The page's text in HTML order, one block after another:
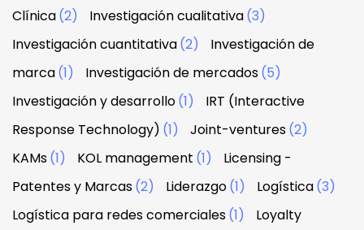
Clínica(2) Investigación cualitativa(3)
Investigación cuantitativa(2)
Investigación de
marca(1) Investigación de mercados(5)
Investigación y desarrollo(1)
IRT (Interactive
Response Technology) (1) Joint-ventures(2)
KAMs(1) KOL management (1)
Licensing -
Patentes y Marcas(2) Liderazgo(1) Logística(3)
Logística para redes comerciales(1)
Loyalty